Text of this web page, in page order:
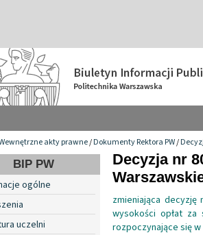
akty prawne/Dokumenty Rektora PW/
BIP PW
ogólne
uczelni
Decyzja nr
zmieniająca decyzję
wysokości opłat za
rozpoczynające się